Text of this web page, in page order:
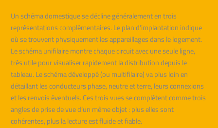
Un schéma domestique se décline généralement en trois
représentations complémentaires. Le plan d’implantation indique
où se trouvent physiquement les appareillages dans le logement.
Le schéma unifilaire montre chaque circuit avec une seule ligne,
très utile pour visualiser rapidement la distribution depuis le
tableau. Le schéma développé (ou multifilaire) va plus loin en
détaillant les conducteurs phase, neutre et terre, leurs connexions
et les renvois éventuels. Ces trois vues se complètent comme trois
angles de prise de vue d’un même objet : plus elles sont
cohérentes, plus la lecture est fluide et fiable.